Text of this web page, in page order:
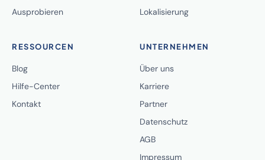
Ausprobieren
Lokalisierung
RESSOURCEN
Blog
Hilfe-Center
Kontakt
UNTERNEHMEN
Über uns
Karriere
Partner
Datenschutz
AGB
Impressum